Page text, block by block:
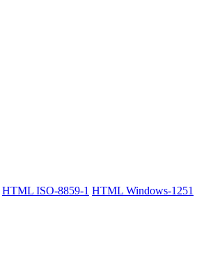
HTML ISO-8859-1 HTML Windows-1251